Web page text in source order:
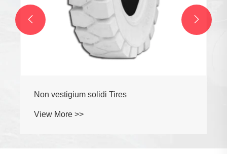
Non vestigium solidi Tires
View More >>
 